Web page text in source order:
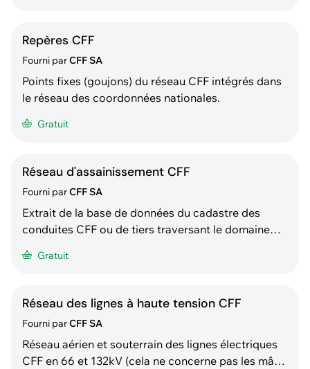
Repères CFF
Fourni parCFF SA
Points fixes (goujons) du réseau CFF intégrés dans
le réseau des coordonnées nationales.
Gratuit
Réseau d'assainissement CFF
Fourni parCFF SA
Extrait de la base de données du cadastre des
conduites CFF ou de tiers traversant le domaine
usées / eaux claires / eau potable Tous travaux ou
ferroviaires doit faire l'objet d'une demande: Autor
Gratuit
Réseau des lignes à haute tension CFF
Fourni parCFF SA
Réseau aérien et souterrain des lignes électriques
CFF en 66 et 132kV (cela ne concerne pas les mâts